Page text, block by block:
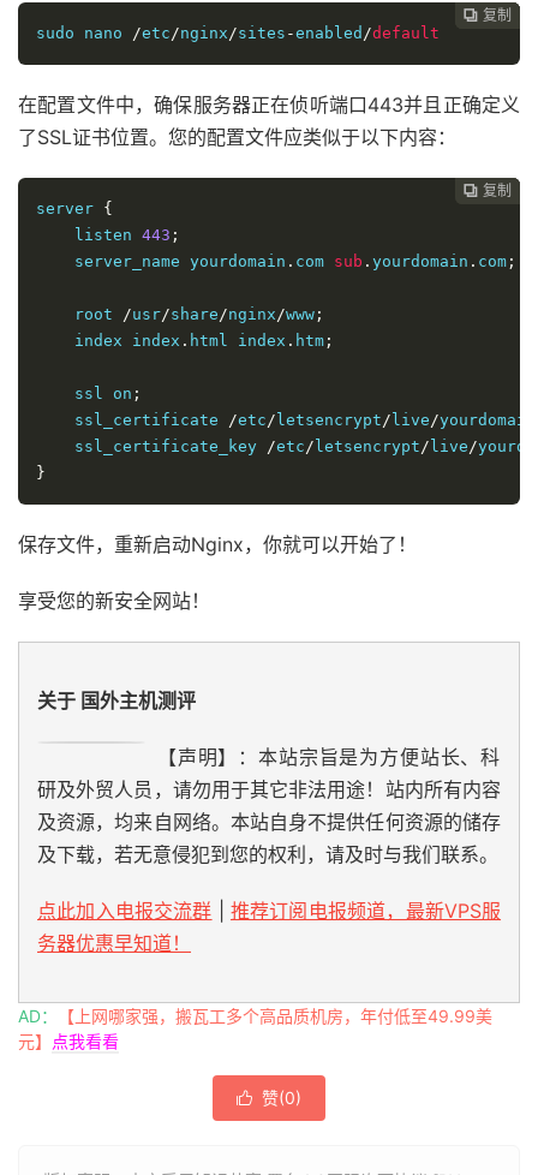
 复制
 复制
 复制
 复制
sudo nano
/etc /nginx /sites -enabled /default
在配置文件中，确保服务器正在侦听端口443并且正确定义
了SSL证书位置。您的配置文件应类似于以下内容：
 复制
 复制
 复制
server {
    listen
443 ;
    server_name yourdomain
. com sub . yourdomain . com ;
    root
/usr/share /nginx /www ;
    index index
. html index . htm ;
    ssl on
;
    ssl_certificate
/etc /letsencrypt /live /yourdomain
    ssl_certificate_key
/etc /letsencrypt /live /
}
保存文件，重新启动Nginx，你就可以开始了！
享受您的新安全网站！
关于 国外主机测评
【声明】：本站宗旨是为方便站长、科
研及外贸人员，请勿用于其它非法用途！站内所有内容
及资源，均来自网络。本站自身不提供任何资源的储存
及下载，若无意侵犯到您的权利，请及时与我们联系。
点此加入电报交流群
推荐订阅电报频道，最新VPS服
务器优惠早知道！
AD：
【上网哪家强，搬瓦工多个高品质机房，年付低至49.99美
元】
点我看看
 赞(0)